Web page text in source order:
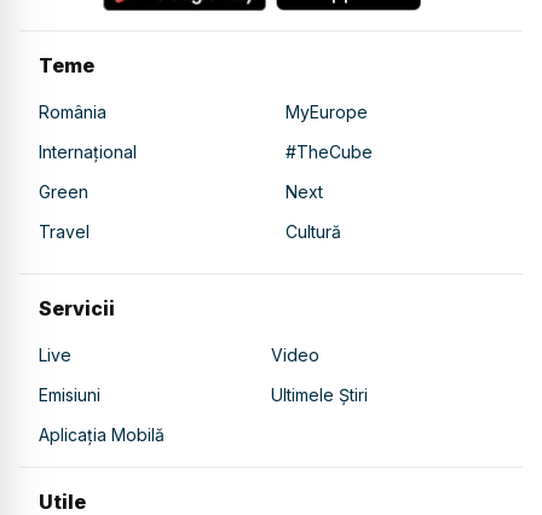
Teme
România
MyEurope
Internațional
#TheCube
Green
Next
Travel
Cultură
Servicii
Live
Video
Emisiuni
Ultimele Știri
Aplicația Mobilă
Utile